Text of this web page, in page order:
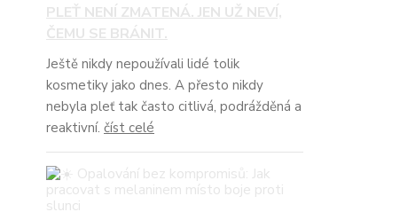
PLEŤ NENÍ ZMATENÁ. JEN UŽ NEVÍ,
ČEMU SE BRÁNIT.
Ještě nikdy nepoužívali lidé tolik
kosmetiky jako dnes. A přesto nikdy
nebyla pleť tak často citlivá, podrážděná a
reaktivní. číst celé